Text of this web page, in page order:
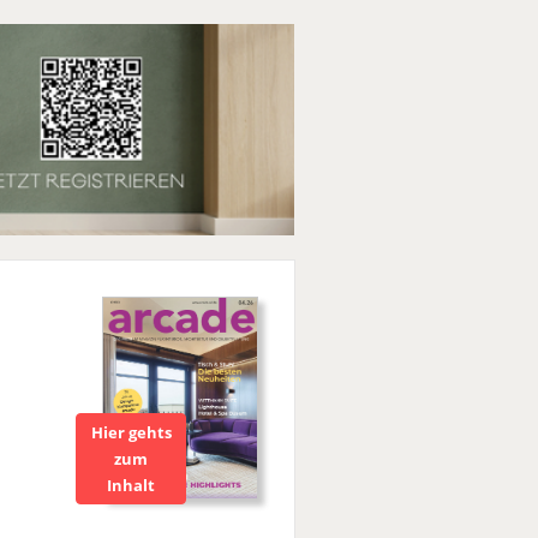
Hier gehts
zum
Inhalt